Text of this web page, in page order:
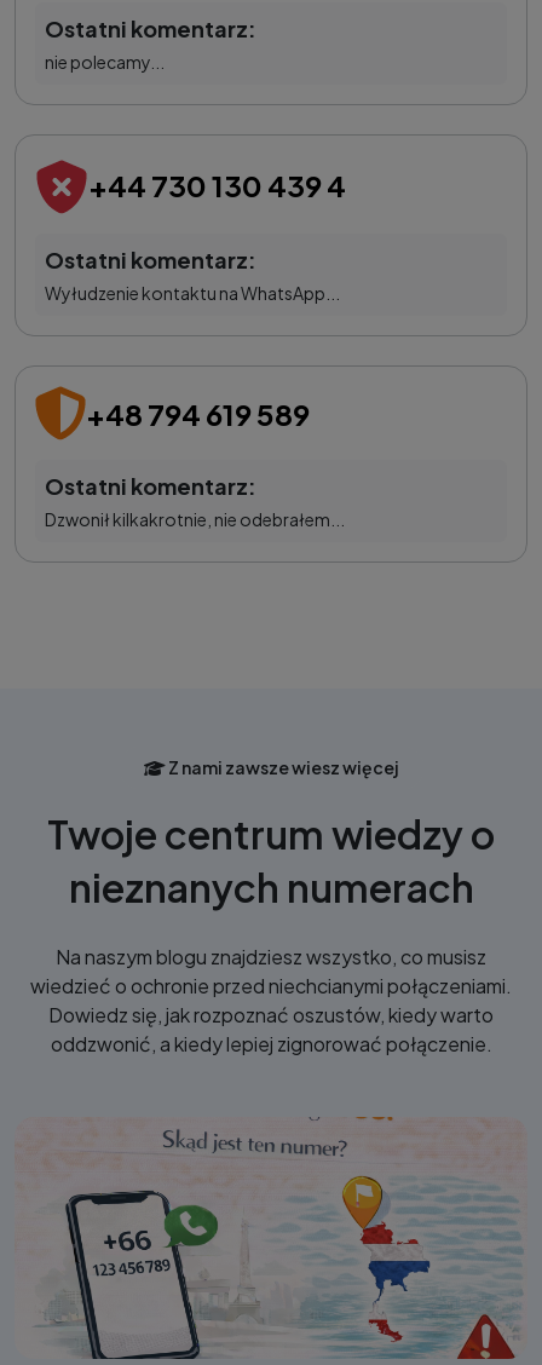
Ostatni komentarz:
nie polecamy...
+44 730 130 439 4
Ostatni komentarz:
Wyłudzenie kontaktu na WhatsApp...
+48 794 619 589
Ostatni komentarz:
Dzwonił kilkakrotnie, nie odebrałem...
Z nami zawsze wiesz więcej
Twoje centrum wiedzy o
nieznanych numerach
Na naszym blogu znajdziesz wszystko, co musisz
wiedzieć o ochronie przed niechcianymi połączeniami.
Dowiedz się, jak rozpoznać oszustów, kiedy warto
oddzwonić, a kiedy lepiej zignorować połączenie.